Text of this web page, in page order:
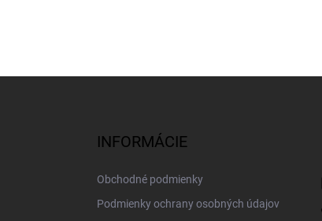
INFORMÁCIE
Obchodné podmienky
Podmienky ochrany osobných údajov